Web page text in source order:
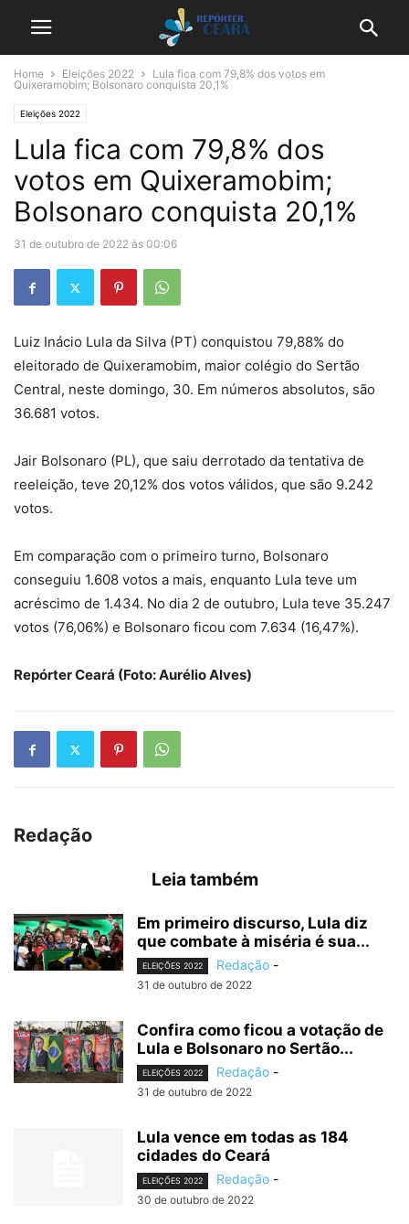
Home Eleições 2022
Lula fica com 79,8% dos votos em
Quixeramobim; Bolsonaro conquista 20,1%
Eleições 2022
Lula fica com 79,8% dos
votos em Quixeramobim;
Bolsonaro conquista 20,1%
31 de outubro de 2022 às 00:06
Luiz Inácio Lula da Silva (PT) conquistou 79,88% do
eleitorado de Quixeramobim, maior colégio do Sertão
Central, neste domingo, 30. Em números absolutos, são
36.681 votos.
Jair Bolsonaro (PL), que saiu derrotado da tentativa de
reeleição, teve 20,12% dos votos válidos, que são 9.242
votos.
Em comparação com o primeiro turno, Bolsonaro
conseguiu 1.608 votos a mais, enquanto Lula teve um
acréscimo de 1.434. No dia 2 de outubro, Lula teve 35.247
votos (76,06%) e Bolsonaro ficou com 7.634 (16,47%).
Repórter Ceará (Foto: Aurélio Alves)
Redação
Leia também
Em primeiro discurso, Lula diz
que combate à miséria é sua...
ELEIÇÕES 2022 Redação -
31 de outubro de 2022
Confira como ficou a votação de
Lula e Bolsonaro no Sertão...
ELEIÇÕES 2022 Redação -
31 de outubro de 2022
Lula vence em todas as 184
cidades do Ceará
ELEIÇÕES 2022 Redação -
30 de outubro de 2022